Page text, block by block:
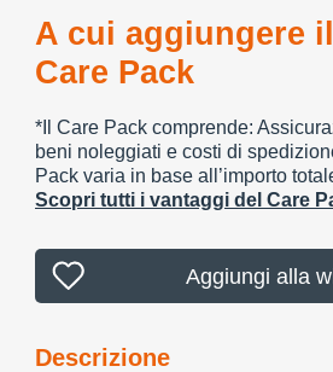
A cui aggiungere
Care Pack
*Il Care Pack comprende:
beni noleggiati e costi di
Pack varia in base all’importo
Scopri tutti i vantaggi del Care
Aggiungi alla
Descrizione